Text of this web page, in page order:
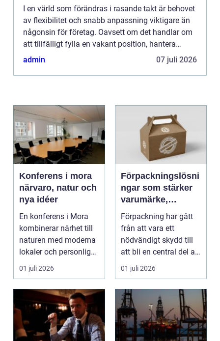
I en värld som förändras i rasande takt är behovet
av flexibilitet och snabb anpassning viktigare än
någonsin för företag. Oavsett om det handlar om
att tillfälligt fylla en vakant position, hantera
h&oum...
admin 07 juli 2026
Konferens i mora
närvaro, natur och
nya idéer
En konferens i Mora
kombinerar närhet till
naturen med moderna
lokaler och personlig
service. För må...
01 juli 2026
Förpackningslösni
ngar som stärker
varumärke,
hållbarhet och
lönsamhet
Förpackning har gått
från att vara ett
nödvändigt skydd till
att bli en central del av
varumärket, k...
01 juli 2026